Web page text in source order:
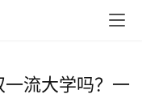
流大学吗？一